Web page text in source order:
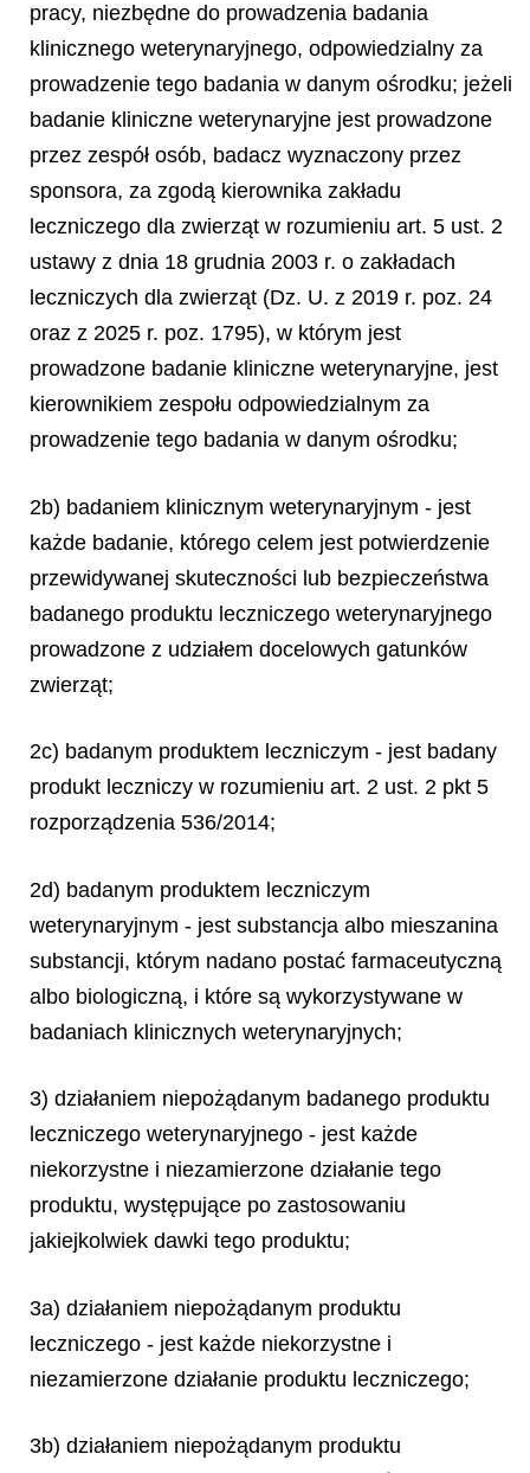
pracy, niezbędne do prowadzenia badania
klinicznego weterynaryjnego, odpowiedzialny za
prowadzenie tego badania w danym ośrodku; jeżeli
badanie kliniczne weterynaryjne jest prowadzone
przez zespół osób, badacz wyznaczony przez
sponsora, za zgodą kierownika zakładu
leczniczego dla zwierząt w rozumieniu art. 5 ust. 2
ustawy z dnia 18 grudnia 2003 r. o zakładach
leczniczych dla zwierząt (Dz. U. z 2019 r. poz. 24
oraz z 2025 r. poz. 1795), w którym jest
prowadzone badanie kliniczne weterynaryjne, jest
kierownikiem zespołu odpowiedzialnym za
prowadzenie tego badania w danym ośrodku;
2b) badaniem klinicznym weterynaryjnym - jest
każde badanie, którego celem jest potwierdzenie
przewidywanej skuteczności lub bezpieczeństwa
badanego produktu leczniczego weterynaryjnego
prowadzone z udziałem docelowych gatunków
zwierząt;
2c) badanym produktem leczniczym - jest badany
produkt leczniczy w rozumieniu art. 2 ust. 2 pkt 5
rozporządzenia 536/2014;
2d) badanym produktem leczniczym
weterynaryjnym - jest substancja albo mieszanina
substancji, którym nadano postać farmaceutyczną
albo biologiczną, i które są wykorzystywane w
badaniach klinicznych weterynaryjnych;
3) działaniem niepożądanym badanego produktu
leczniczego weterynaryjnego - jest każde
niekorzystne i niezamierzone działanie tego
produktu, występujące po zastosowaniu
jakiejkolwiek dawki tego produktu;
3a) działaniem niepożądanym produktu
leczniczego - jest każde niekorzystne i
niezamierzone działanie produktu leczniczego;
3b) działaniem niepożądanym produktu